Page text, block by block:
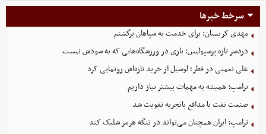
سرخط خبرها
مهدی کریمیان: برای خدمت به سپاهان برگشتم
دردسر تازه پرسپولیس؛ بازی در ورزشگاه‌هایی که به سودش نیست
علی نعمتی در قطر؛ لوسیل از خرید تازه‌اش رونمایی کرد
ترامپ: همیشه به مهمات بیشتر نیاز داریم
صنعت نفت با مدافع باتجربه تقویت شد
ترامپ: ایران همچنان می‌تواند در تنگه هرمز شلیک کند